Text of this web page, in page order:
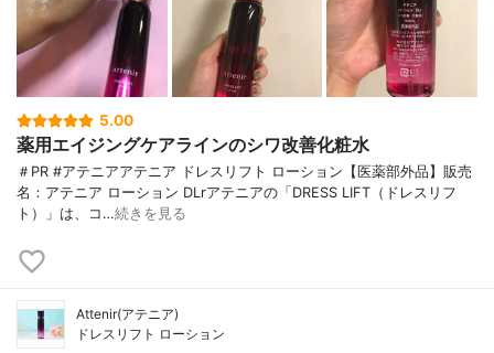
5.00
薬用エイジングケアラインのシワ改善化粧水
＃PR #アテニアアテニア ドレスリフト ローション【医薬部外品】販売
名：アテニア ローション DLrアテニアの「DRESS LIFT（ドレスリフ
ト）」は、コ…続きを見る
Attenir(アテニア)
ドレスリフト ローション